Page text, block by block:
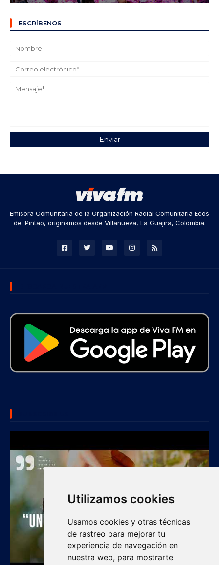
Utilizamos cookies
Usamos cookies y otras técnicas
de rastreo para mejorar tu
experiencia de navegación en
nuestra web, para mostrarte
ESCRÍBENOS
Emisora Comunitaria de la Organización Radial Comunitaria Ecos
del Pintao, originamos desde Villanueva, La Guajira, Colombia.